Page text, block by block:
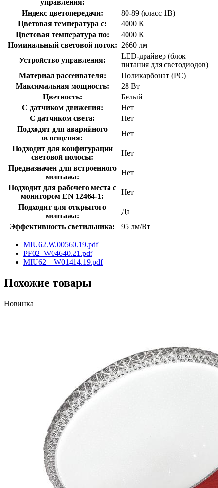
управления:
Индекс цветопередачи:
80-89 (класс 1В)
Цветовая температура с:
4000 К
Цветовая температура по:
4000 К
Номинальный световой поток: 2660 лм
Устройство управления:
LED-драйвер (блок
питания для светодиодов)
Материал рассеивателя:
Поликарбонат (PC)
Максимальная мощность:
28 Вт
Цветность:
Белый
С датчиком движения:
Нет
С датчиком света:
Нет
Подходят для аварийного
освещения:
Нет
Подходит для конфигурации
световой полосы:
Нет
Предназначен для встроенного
монтажа:
Нет
Подходит для рабочего места с
монитором EN 12464-1:
Нет
Подходит для открытого
монтажа:
Да
Эффективность светильника:
95 лм/Вт
MIU62.W.00560.19.pdf
PF02_W04640.21.pdf
MIU62__W01414.19.pdf
Похожие товары
Новинка